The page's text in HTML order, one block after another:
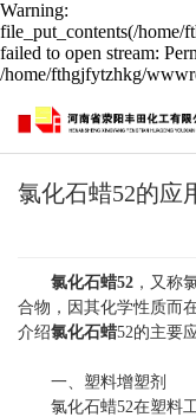
Warning:
file_put_contents(/home/
failed to open stream:
/home/fthgjfytzhkg/
氯化石蜡52的应
氯化石蜡52 ，又称
合物，因其化学性质而
介绍氯化石蜡52的主要
一、塑料增塑剂
氯化石蜡52在塑料